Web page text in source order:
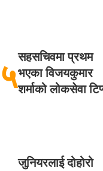
५सहसचिवमा प्रथम
भएका विजयकुमार
शर्माको लोकसेवा
जुनियरलाई दोहोरो